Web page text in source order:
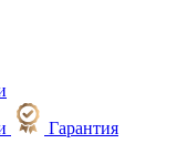
Гарантия